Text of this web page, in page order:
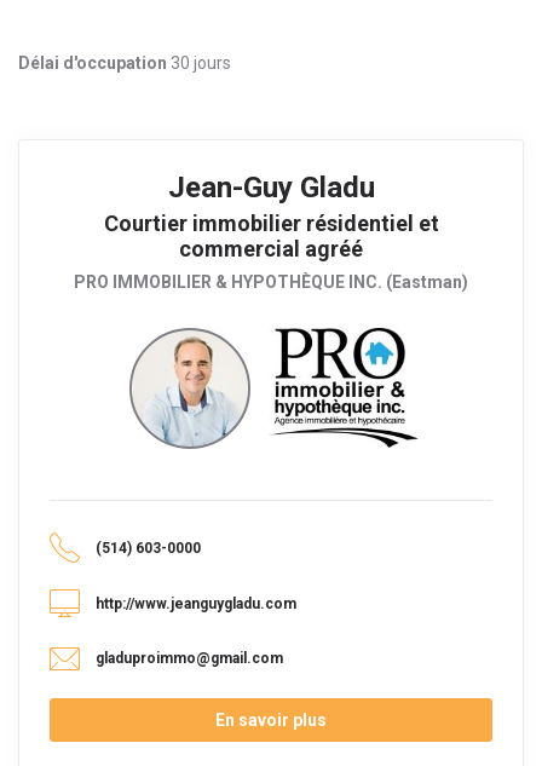
Délai d'occupation 30 jours
Jean-Guy Gladu
Courtier immobilier résidentiel et
commercial agréé
PRO IMMOBILIER & HYPOTHÈQUE INC. (Eastman)
(514) 603-0000
http://www.jeanguygladu.com
gladuproimmo@gmail.com
En savoir plus